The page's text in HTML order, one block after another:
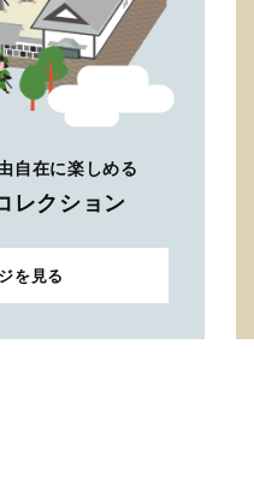
自在に楽しめる
レクション
を見る